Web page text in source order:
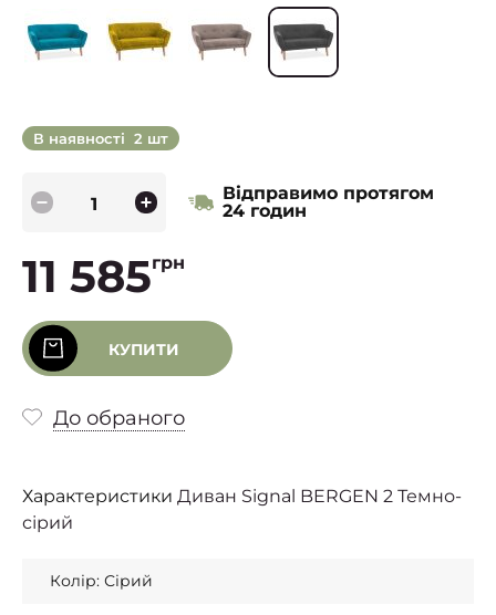
В наявності 2 шт
Відправимо протягом
24 годин
11 585грн
КУПИТИ
До обраного
Характеристики Диван Signal BERGEN 2 Темно-
сірий
Колір: Сірий